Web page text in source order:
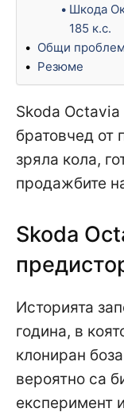
Шкода
185 к.с.
Общи
Резюме
Skoda Octavia
братовчед от
зряла кола,
продажбите
Skoda
Историята
година, в
клониран
вероятно са
експеримент